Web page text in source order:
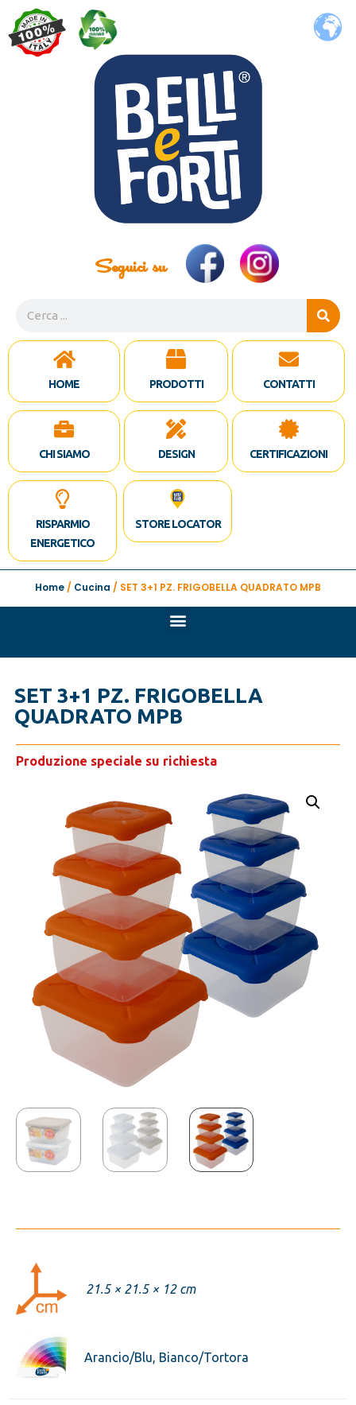
Seguici su
HOME
CHI SIAMO
PRODOTTI
DESIGN
CONTATTI
CERTIFICAZIONI
RISPARMIO
ENERGETICO
STORE LOCATOR
Home / Cucina / SET 3+1 PZ. FRIGOBELLA QUADRATO MPB
SET 3+1 PZ. FRIGOBELLA
QUADRATO MPB
Produzione speciale su richiesta
21.5 × 21.5 × 12 cm
Arancio/Blu, Bianco/Tortora